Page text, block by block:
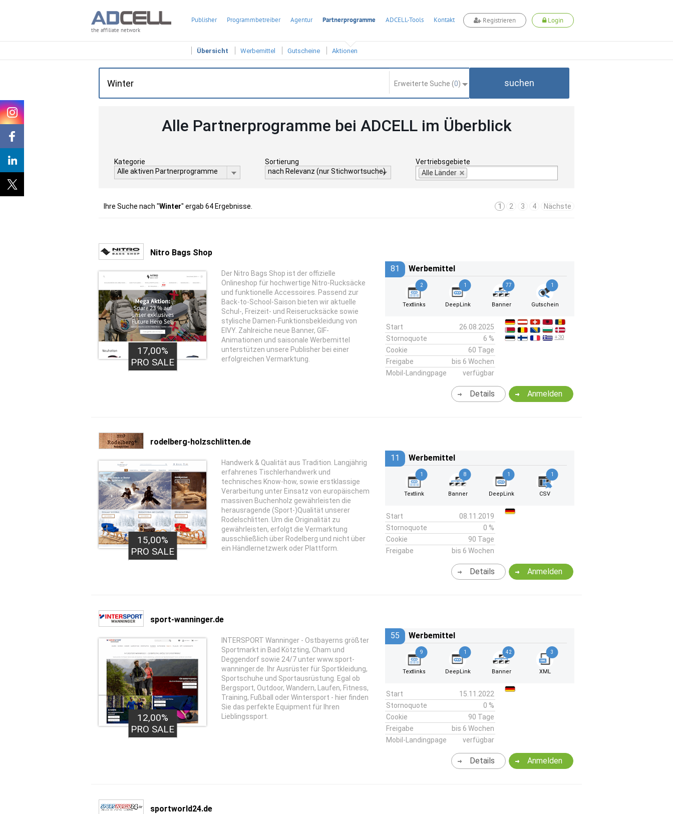
the affiliate network
Publisher Programmbetreiber Agentur Partnerprogramme ADCELL-Tools Kontakt Registrieren Login
Übersicht Werbemittel Gutscheine Aktionen
Erweiterte Suche (0) suchen
Alle Partnerprogramme bei ADCELL im Überblick
Kategorie
Alle aktiven Partnerprogramme
Sortierung
nach Relevanz (nur Stichwortsuche)
Vertriebsgebiete
Alle Länder
Ihre Suche nach "Winter" ergab 64 Ergebnisse. 1 2 3 4 Nächste
Nitro Bags Shop
17,00%
PRO SALE
Der Nitro Bags Shop ist der offizielle
Onlineshop für hochwertige Nitro-Rucksäcke
und funktionelle Accessoires. Passend zur
Back-to-School-Saison bieten wir aktuelle
Schul-, Freizeit- und Reiserucksäcke sowie
stylische Damen-Funktionsbekleidung von
EIVY. Zahlreiche neue Banner, GIF-
Animationen und saisonale Werbemittel
unterstützen unsere Publisher bei einer
erfolgreichen Vermarktung.
81 Werbemittel
2
Textlinks
1
DeepLink
77
Banner
1
Gutschein
Start
26.08.2025
Stornoquote
6 %
Cookie
60 Tage
Freigabe
bis 6 Wochen
Mobil-Landingpage
verfügbar
+30
Anmelden
Details
rodelberg-holzschlitten.de
15,00%
PRO SALE
Handwerk & Qualität aus Tradition. Langjährig
erfahrenes Tischlerhandwerk und
technisches Know-how, sowie erstklassige
Verarbeitung unter Einsatz von europäischem
massiven Buchenholz gewährleisten die
herausragende (Sport-)Qualität unserer
Rodelschlitten. Um die Originalität zu
gewährleisten, erfolgt die Vermarktung
ausschließlich über Rodelberg und nicht über
ein Händlernetzwerk oder Plattform.
11 Werbemittel
1
Textlink
8
Banner
1
DeepLink
1
CSV
Start
08.11.2019
Stornoquote
0 %
Cookie
90 Tage
Freigabe
bis 6 Wochen
Anmelden
Details
sport-wanninger.de
12,00%
PRO SALE
INTERSPORT Wanninger - Ostbayerns größter
Sportmarkt in Bad Kötzting, Cham und
Deggendorf sowie 24/7 unter www.sport-
wanninger.de. Ihr Ausrüster für Sportkleidung,
Sportschuhe und Sportausrüstung. Egal ob
Bergsport, Outdoor, Wandern, Laufen, Fitness,
Training, Fußball oder Wintersport - hier finden
Sie das perfekte Equipment für Ihren
Lieblingssport.
55 Werbemittel
9
Textlinks
1
DeepLink
42
Banner
3
XML
Start
15.11.2022
Stornoquote
0 %
Cookie
90 Tage
Freigabe
bis 6 Wochen
Mobil-Landingpage
verfügbar
Anmelden
Details
sportworld24.de